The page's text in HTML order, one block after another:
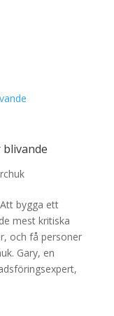
blivande
bygga ett
mest kritiska
och få personer
Gary, en